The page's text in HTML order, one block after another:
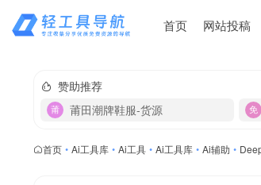
首页 网站投稿
赞助推荐
莆田潮牌鞋服-货源
首页 • Ai工具库 • Ai工具 • Ai工具库 • Ai辅助 •